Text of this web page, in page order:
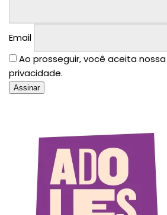
Email
Ao prosseguir, você aceita
privacidade.